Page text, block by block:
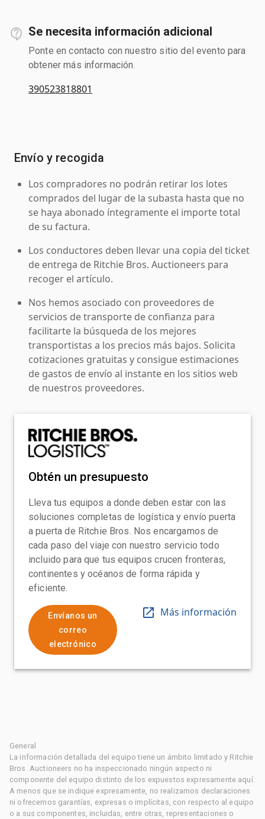
Se necesita información adicional
Ponte en contacto con nuestro sitio del evento para
obtener más información.
390523818801
Envío y recogida
Los compradores no podrán retirar los lotes
comprados del lugar de la subasta hasta que no
se haya abonado íntegramente el importe total
de su factura.
Los conductores deben llevar una copia del ticket
de entrega de Ritchie Bros. Auctioneers para
recoger el artículo.
Nos hemos asociado con proveedores de
servicios de transporte de confianza para
facilitarte la búsqueda de los mejores
transportistas a los precios más bajos. Solicita
cotizaciones gratuitas y consigue estimaciones
de gastos de envío al instante en los sitios web
de nuestros proveedores.
Obtén un presupuesto
Lleva tus equipos a donde deben estar con las
soluciones completas de logística y envío puerta
a puerta de Ritchie Bros. Nos encargamos de
cada paso del viaje con nuestro servicio todo
incluido para que tus equipos crucen fronteras,
continentes y océanos de forma rápida y
eficiente.
Envíanos un
correo
electrónico
Más información
General
La información detallada del equipo tiene un ámbito limitado y Ritchie
Bros. Auctioneers no ha inspeccionado ningún aspecto ni
componente del equipo distinto de los expuestos expresamente aquí.
A menos que se indique expresamente, no realizamos declaraciones
ni ofrecemos garantías, expresas o implícitas, con respecto al equipo
o a sus componentes, incluidas, entre otras, representaciones o